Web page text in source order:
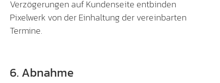
Verzögerungen auf Kundenseite entbinden
Pixelwerk von der Einhaltung der vereinbarten
Termine.
6. Abnahme